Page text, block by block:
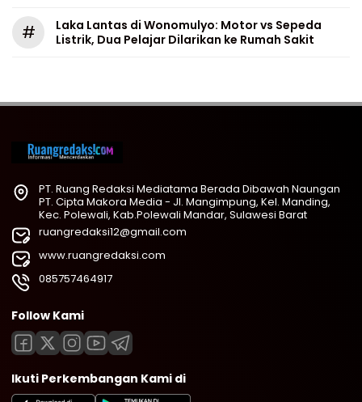
#
Laka Lantas di Wonomulyo: Motor vs Sepeda
Listrik, Dua Pelajar Dilarikan ke Rumah Sakit
PT. Ruang Redaksi Mediatama Berada Dibawah Naungan
PT. Cipta Makora Media - Jl. Mangimpung, Kel. Manding,
Kec. Polewali, Kab.Polewali Mandar, Sulawesi Barat
ruangredaksi12@gmail.com
www.ruangredaksi.com
085757464917
Follow Kami
Ikuti Perkembangan Kami di